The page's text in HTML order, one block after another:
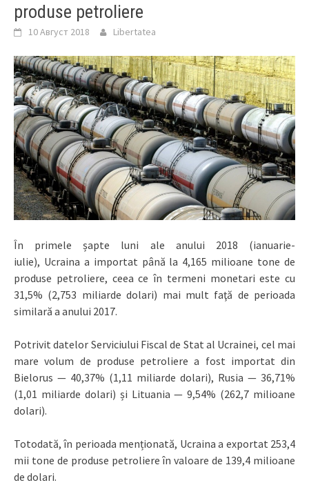
produse petroliere
10 Август 2018 Libertatea
În primele șapte luni ale anului 2018 (ianuarie-
iulie), Ucraina a importat până la 4,165 milioane tone de
produse petroliere, ceea ce în termeni monetari este cu
31,5% (2,753 miliarde dolari) mai mult faţă de perioada
similară a anului 2017.
Potrivit datelor Serviciului Fiscal de Stat al Ucrainei, cel mai
mare volum de produse petroliere a fost importat din
Bielorus — 40,37% (1,11 miliarde dolari), Rusia — 36,71%
(1,01 miliarde dolari) și Lituania — 9,54% (262,7 milioane
dolari).
Totodată, în perioada menționată, Ucraina a exportat 253,4
mii tone de produse petroliere în valoare de 139,4 milioane
de dolari.